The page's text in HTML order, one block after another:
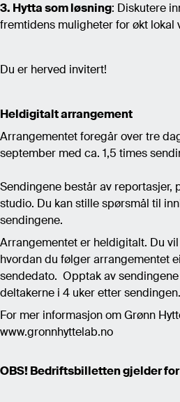
3. Hytta som løsning: Diskutere
fremtidens muligheter for økt lokal
Du er herved invitert!
Heldigitalt arrangement
Arrangementet foregår over tre
september med ca. 1,5 times
Sendingene består av reportasjer,
studio. Du kan stille spørsmål til
sendingene.
Arrangementet er heldigitalt. Du
hvordan du følger arrangementet
sendedato. Opptak av
deltakerne i 4 uker etter sendingen.
For mer informasjon om Grønn
www.gronnhyttelab.no
OBS! Bedriftsbilletten gjelder